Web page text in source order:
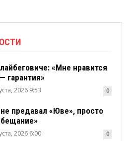
«Мне нравится
гарантия»
2026 9:53 0
предавал «Юве», просто
2026 6:00 0